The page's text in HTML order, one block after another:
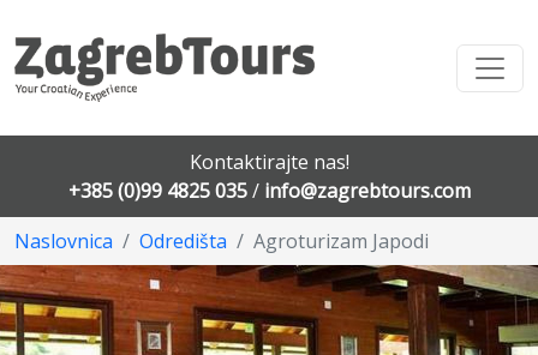
Kontaktirajte nas!
+385 (0)99 4825 035/ info@zagrebtours.com
Naslovnica
Odredišta Agroturizam Japodi